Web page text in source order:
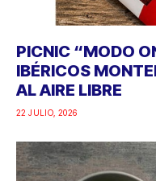
PICNIC “MODO
IBÉRICOS
AL AIRE LIBRE
22 JULIO, 2026